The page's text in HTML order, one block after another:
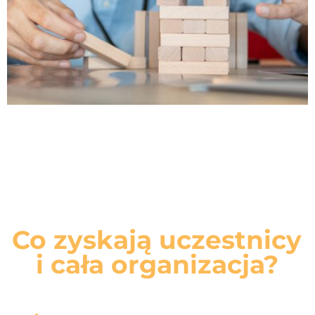
Co zyskają uczestnicy
i cała organizacja?